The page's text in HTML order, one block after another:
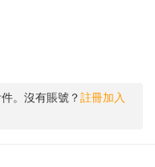
。沒有賬號？註冊加入